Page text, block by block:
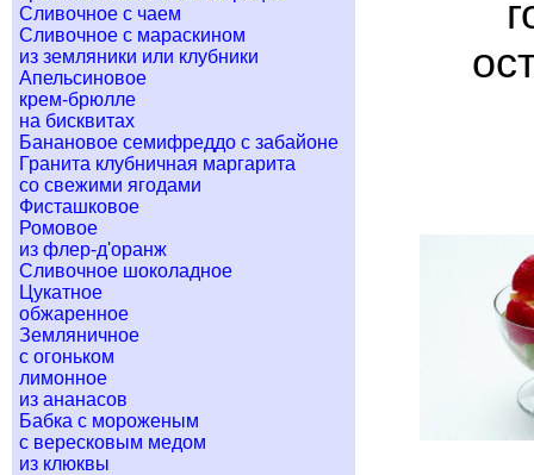
Сливочное с чаем
Сливочное с мараскином
из земляники или клубники
Апельсиновое
крем-брюлле
на бисквитах
Банановое семифреддо с забайоне
Гранита клубничная маргарита
со свежими ягодами
Фисташковое
Ромовое
из флер-д'оранж
Сливочное шоколадное
Цукатное
обжаренное
Земляничное
с огоньком
лимонное
из ананасов
Бабка с мороженым
с вересковым медом
из клюквы